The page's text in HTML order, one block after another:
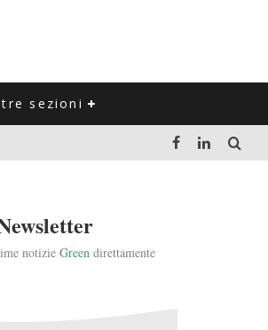
sezioni
notizie Green direttamente